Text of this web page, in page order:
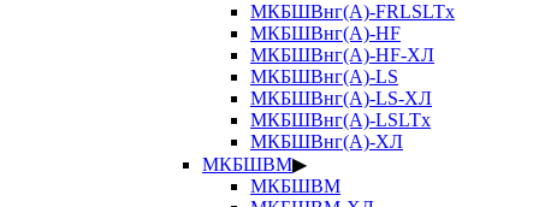
МКБШВнг(А)-FRLSLTx
МКБШВнг(А)-HF
МКБШВнг(А)-HF-ХЛ
МКБШВнг(А)-LS
МКБШВнг(А)-LS-ХЛ
МКБШВнг(А)-LSLTx
МКБШВнг(А)-ХЛ
МКБШВМ▶
МКБШВМ